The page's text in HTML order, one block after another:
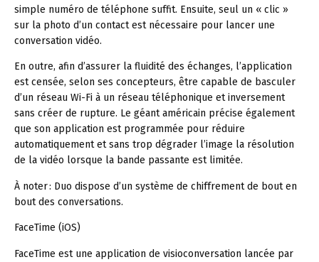
simple numéro de téléphone suffit. Ensuite, seul un « clic »
sur la photo d’un contact est nécessaire pour lancer une
conversation vidéo.
En outre, afin d’assurer la fluidité des échanges, l’application
est censée, selon ses concepteurs, être capable de basculer
d’un réseau Wi-Fi à un réseau téléphonique et inversement
sans créer de rupture. Le géant américain précise également
que son application est programmée pour réduire
automatiquement et sans trop dégrader l’image la résolution
de la vidéo lorsque la bande passante est limitée.
À noter : Duo dispose d’un système de chiffrement de bout en
bout des conversations.
FaceTime (iOS)
FaceTime est une application de visioconversation lancée par